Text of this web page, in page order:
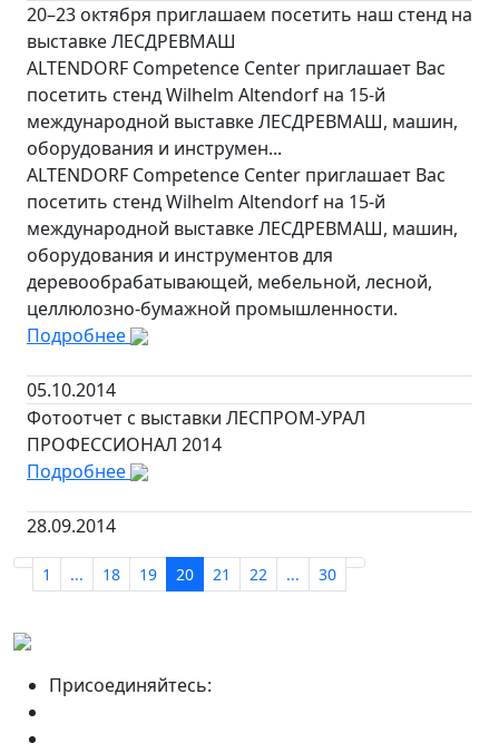
20–23 октября приглашаем посетить наш стенд на
выставке ЛЕСДРЕВМАШ
ALTENDORF Competence Center приглашает Вас
посетить стенд Wilhelm Altendorf на 15-й
международной выставке ЛЕСДРЕВМАШ, машин,
оборудования и инструмен...
ALTENDORF Competence Center приглашает Вас
посетить стенд Wilhelm Altendorf на 15-й
международной выставке ЛЕСДРЕВМАШ, машин,
оборудования и инструментов для
деревообрабатывающей, мебельной, лесной,
целлюлозно-бумажной промышленности.
Подробнее
05.10.2014
Фотоотчет с выставки ЛЕСПРОМ-УРАЛ
ПРОФЕССИОНАЛ 2014
Подробнее
28.09.2014
1 ... 18 19 20 21 22 ... 30
Присоединяйтесь: